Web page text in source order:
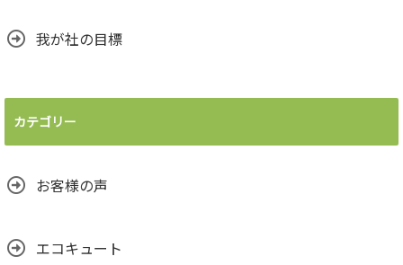
我が社の目標
カテゴリー
お客様の声
エコキュート